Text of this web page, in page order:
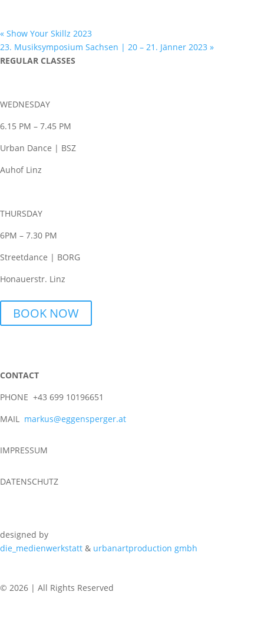
« Show Your Skillz 2023
23. Musiksymposium Sachsen | 20 – 21. Jänner 2023 »
REGULAR CLASSES
WEDNESDAY
6.15 PM – 7.45 PM
Urban Dance | BSZ
Auhof Linz
THURSDAY
6PM – 7.30 PM
Streetdance | BORG
Honauerstr. Linz
BOOK NOW
CONTACT
PHONE +43 699 10196651
MAIL markus@eggensperger.at
IMPRESSUM
DATENSCHUTZ
designed by
die_medienwerkstatt & urbanartproduction gmbh
© 2026 | All Rights Reserved